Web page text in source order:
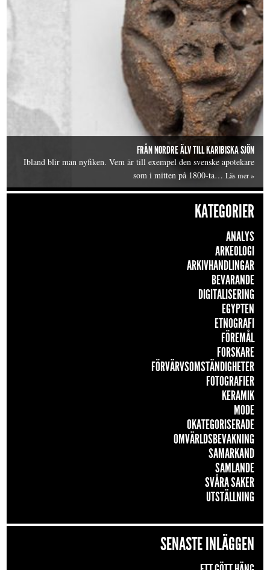
FRÅN NORDRE ÄLV TILL KARIBISKA SJÖN
Ibland blir man nyfiken. Vem är till exempel den svenske apotekare
som i mitten på 1800-ta…Läs mer »
KATEGORIER
ANALYS
ARKEOLOGI
ARKIVHANDLINGAR
BEVARANDE
DIGITALISERING
EGYPTEN
ETNOGRAFI
FÖREMÅL
FORSKARE
FÖRVÄRVSOMSTÄNDIGHETER
FOTOGRAFIER
KERAMIK
MODE
OKATEGORISERADE
OMVÄRLDSBEVAKNING
SAMARKAND
SAMLANDE
SVÅRA SAKER
UTSTÄLLNING
SENASTE INLÄGGEN